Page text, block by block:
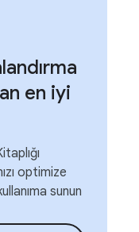
en iyi
optimize
sunun